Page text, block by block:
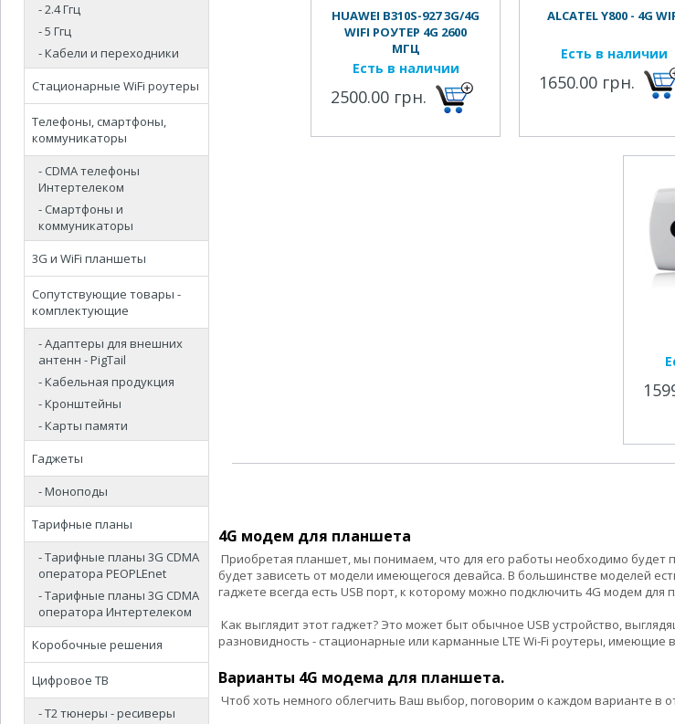
- 2.4 Ггц
- 5 Ггц
- Кабели и переходники
Стационарные WiFi роутеры
Телефоны, смартфоны,
коммуникаторы
- CDMA телефоны
Интертелеком
- Смартфоны и
коммуникаторы
3G и WiFi планшеты
Сопутствующие товары -
комплектующие
- Адаптеры для внешних
антенн - PigTail
- Кабельная продукция
- Кронштейны
- Карты памяти
Гаджеты
- Моноподы
Тарифные планы
- Тарифные планы 3G CDMA
оператора PEOPLEnet
- Тарифные планы 3G CDMA
оператора Интертелеком
Коробочные решения
Цифровое ТВ
- Т2 тюнеры - ресиверы
HUAWEI B310S-927 3G/4G
WIFI РОУТЕР 4G 2600
МГЦ
Есть в наличии
2500.00 грн.
ALCATEL Y800 - 4G
Есть в наличии
1650.00 грн.
4G модем для планшета
Приобретая планшет, мы понимаем, что для его работы необходимо будет
будет зависеть от модели имеющегося девайса. В большинстве моделей
гаджете всегда есть USB порт, к которому можно подключить 4G модем
Как выглядит этот гаджет? Это может быт обычное USB устройство,
разновидность - стационарные или карманные LTE Wi-Fi роутеры, имеющие
Варианты 4G модема для планшета.
Чтоб хоть немного облегчить Ваш выбор, поговорим о каждом варианте в